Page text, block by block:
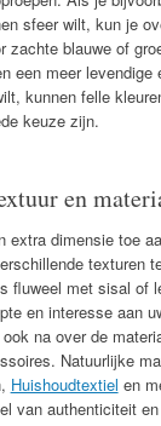
sfeer wilt, kun je
zachte blauwe of
een meer levendige
kunnen felle
keuze zijn.
en
extra dimensie toe
texturen
fluweel met sisal of
en interesse aan
na over de
Natuurlijke
Huishoudtextiel en
van authenticiteit